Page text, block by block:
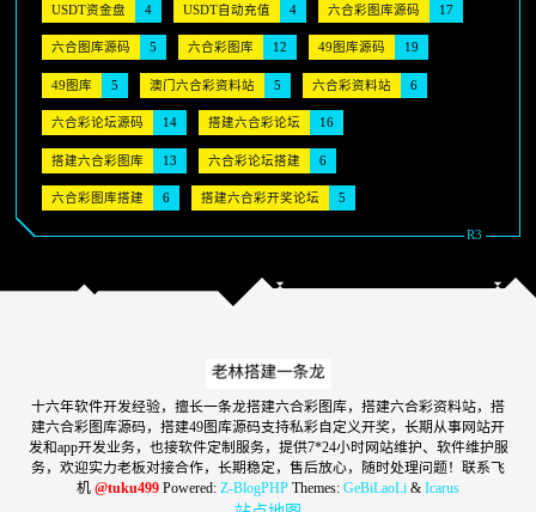
USDT资金盘 4 USDT自动充值 4 六合彩图库源码 17
六合图库源码 5 六合彩图库 12 49图库源码 19
49图库 5 澳门六合彩资料站 5 六合彩资料站 6
六合彩论坛源码 14 搭建六合彩论坛 16
搭建六合彩图库 13 六合彩论坛搭建 6
六合彩图库搭建 6 搭建六合彩开奖论坛 5
十六年软件开发经验，擅长一条龙搭建六合彩图库，搭建六合彩资料站，搭
建六合彩图库源码，搭建49图库源码支持私彩自定义开奖，长期从事网站开
发和app开发业务，也接软件定制服务，提供7*24小时网站维护、软件维护服
务，欢迎实力老板对接合作，长期稳定，售后放心，随时处理问题！联系飞
机 @tuku499 Powered: Z-BlogPHP Themes: GeBiLaoLi & Icarus